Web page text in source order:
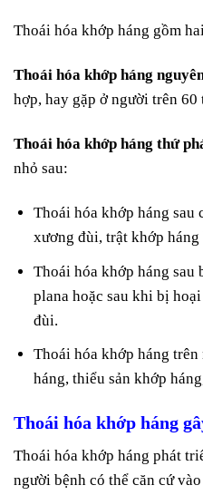
Thoái hóa khớp háng gồm
Thoái hóa khớp háng
hợp, hay gặp ở người trên 60
Thoái hóa khớp háng thứ
nhỏ sau:
Thoái hóa khớp háng sau
xương đùi, trật khớp háng
Thoái hóa khớp háng sau
plana hoặc sau khi bị
đùi.
Thoái hóa khớp háng
háng, thiểu sản khớp
Thoái hóa khớp háng
Thoái hóa khớp háng phát
người bệnh có thể căn cứ